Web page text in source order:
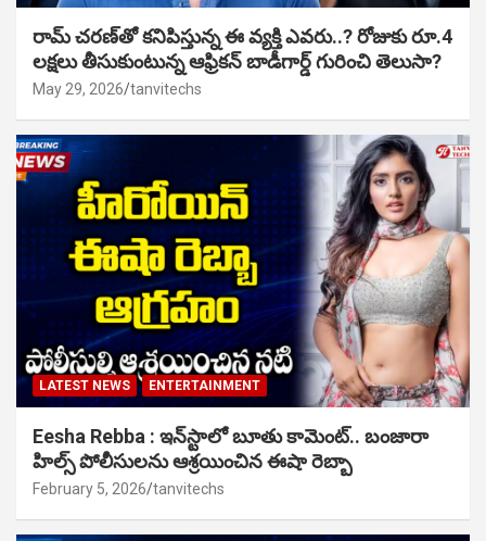
రామ్ చరణ్‌తో కనిపిస్తున్న ఈ వ్యక్తి ఎవరు..? రోజుకు రూ.4
లక్షలు తీసుకుంటున్న ఆఫ్రికన్ బాడీగార్డ్ గురించి తెలుసా?
May 29, 2026 tanvitechs
LATEST NEWS ENTERTAINMENT
Eesha Rebba : ఇన్‌స్టాలో బూతు కామెంట్.. బంజారా
హిల్స్ పోలీసులను ఆశ్రయించిన ఈషా రెబ్బా
February 5, 2026 tanvitechs